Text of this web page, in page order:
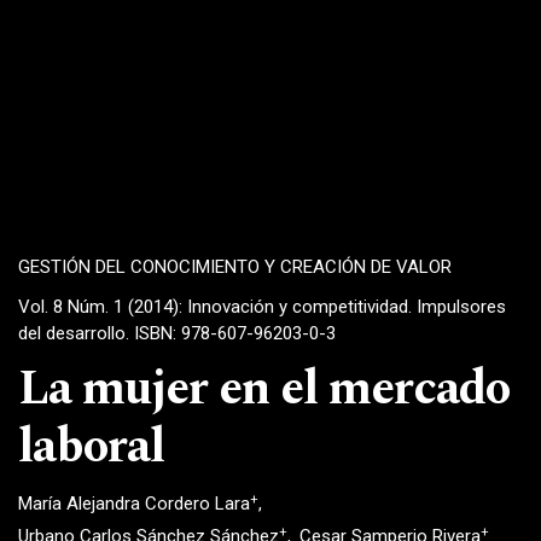
GESTIÓN DEL CONOCIMIENTO Y CREACIÓN DE VALOR
Vol. 8 Núm. 1 (2014): Innovación y competitividad. Impulsores
del desarrollo. ISBN: 978-607-96203-0-3
La mujer en el mercado
laboral
María Alejandra Cordero Lara+
Urbano Carlos Sánchez Sánchez+ Cesar Samperio Rivera+